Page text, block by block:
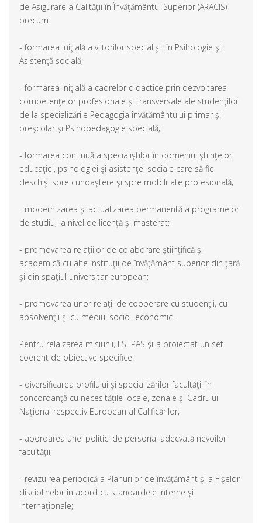
de Asigurare a Calităţii în Învăţământul Superior (ARACIS)
precum:
- formarea iniţială a viitorilor specialişti în Psihologie şi
Asistenţă socială;
- formarea iniţială a cadrelor didactice prin dezvoltarea
competenţelor profesionale şi transversale ale studenţilor
de la specializările Pedagogia învățământului primar și
preșcolar și Psihopedagogie specială;
- formarea continuă a specialiştilor în domeniul ştiinţelor
educaţiei, psihologiei şi asistenţei sociale care să fie
deschişi spre cunoaştere şi spre mobilitate profesională;
- modernizarea şi actualizarea permanentă a programelor
de studiu, la nivel de licenţă şi masterat;
- promovarea relaţiilor de colaborare ştiinţifică şi
academică cu alte instituţii de învăţământ superior din ţară
şi din spaţiul universitar european;
- promovarea unor relaţii de cooperare cu studenţii, cu
absolvenţii şi cu mediul socio- economic.
Pentru relaizarea misiunii, FSEPAS şi-a proiectat un set
coerent de obiective specifice:
- diversificarea profilului şi specializărilor facultăţii în
concordanţă cu necesităţile locale, zonale şi Cadrului
Naţional respectiv European al Calificărilor;
- abordarea unei politici de personal adecvată nevoilor
facultăţii;
- revizuirea periodică a Planurilor de învăţământ şi a Fişelor
disciplinelor în acord cu standardele interne şi
internaţionale;